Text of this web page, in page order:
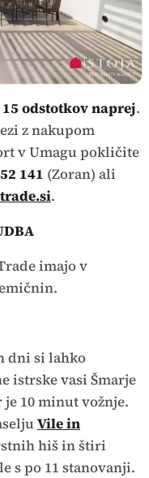
odstotkov naprej.
z nakupom
v Umagu pokličite
141 (Zoran) ali
.
imajo v
dni si lahko
istrske vasi Šmarje
10 minut vožnje.
Vile in
hiš in štiri
s po 11 stanovanji.